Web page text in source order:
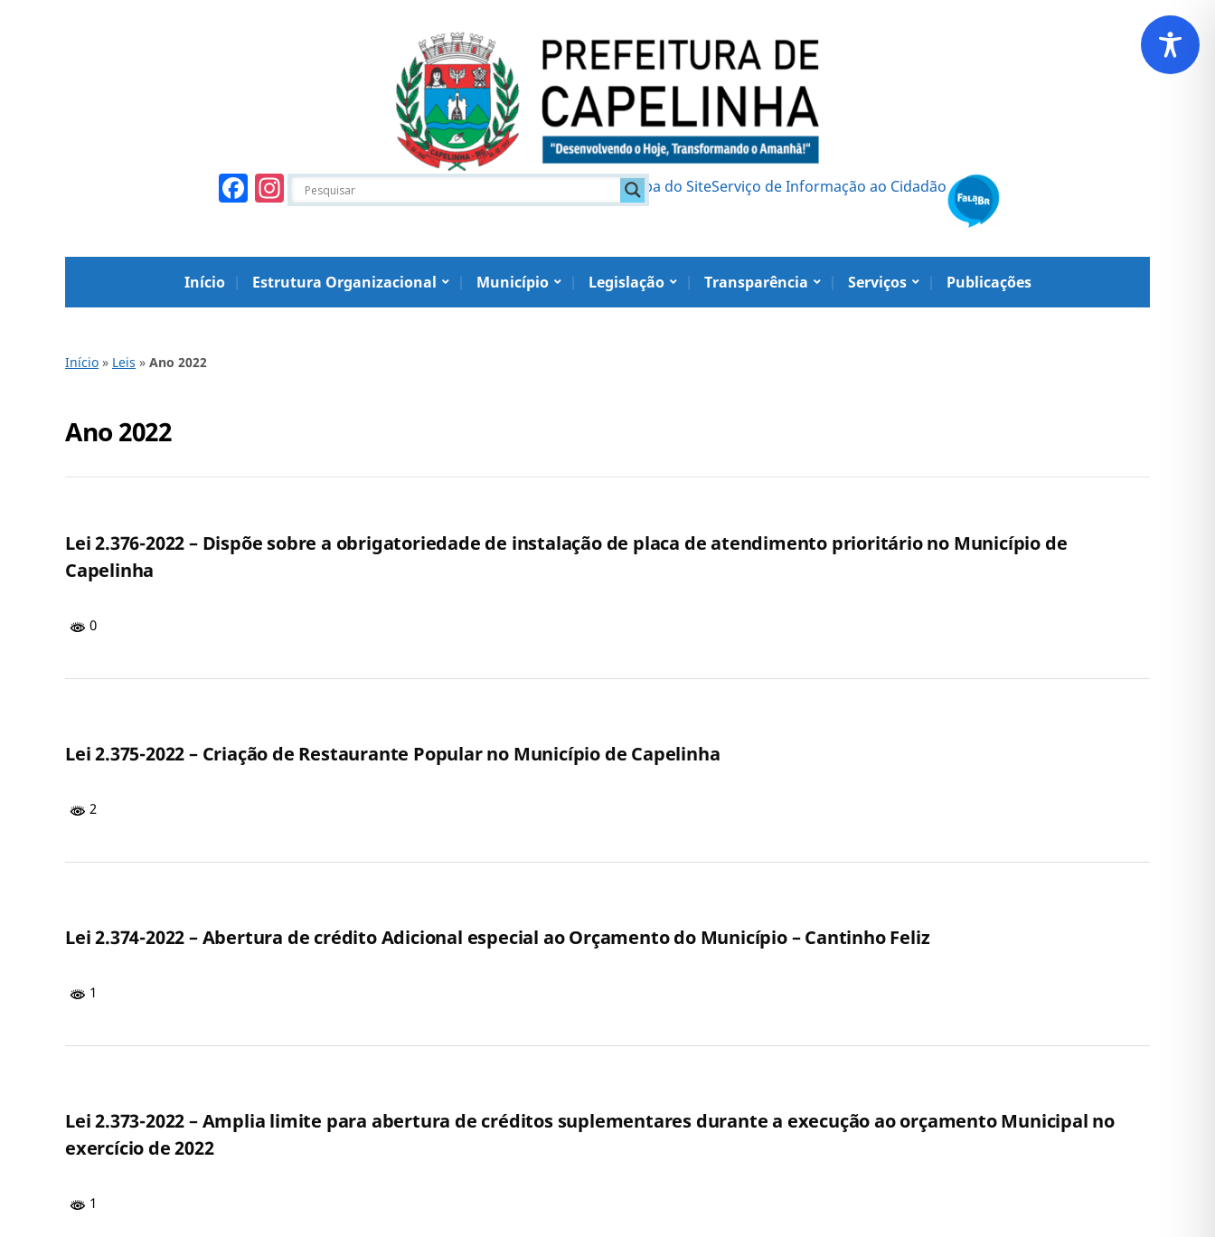
Facebook
Instagram Mapa do SiteServiço de Informação ao Cidadão
Início Estrutura Organizacional Município Legislação Transparência Serviços Publicações
Início » Leis » Ano 2022
Ano 2022
Lei 2.376-2022 – Dispõe sobre a obrigatoriedade de instalação de placa de atendimento prioritário no Município de
Capelinha
0
Lei 2.375-2022 – Criação de Restaurante Popular no Município de Capelinha
2
Lei 2.374-2022 – Abertura de crédito Adicional especial ao Orçamento do Município – Cantinho Feliz
1
Lei 2.373-2022 – Amplia limite para abertura de créditos suplementares durante a execução ao orçamento Municipal no
exercício de 2022
1